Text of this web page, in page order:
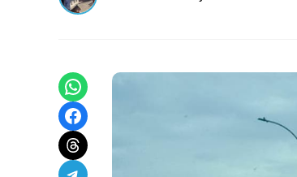
Share on WhatsApp
Share on Facebook
Share on Threads